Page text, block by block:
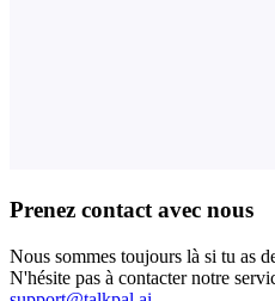
Prenez contact avec nous
Nous sommes toujours là si tu as
N'hésite pas à contacter notre